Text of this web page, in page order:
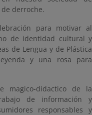
derroche.
para motivar al
de identidad cultural y
de Lengua y de Plástica
y una rosa para
magico-didactico de la
de información y
responsables y